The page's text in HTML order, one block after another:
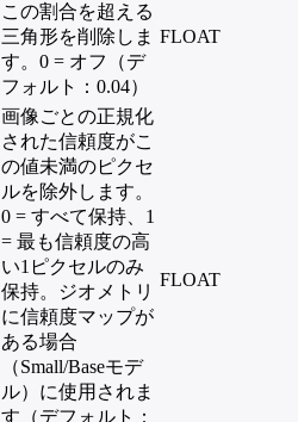
この割合を超える
三角形を削除しま
す。0 = オフ（デ
フォルト：0.04）
FLOAT
画像ごとの正規化
された信頼度がこ
の値未満のピクセ
ルを除外します。
0 = すべて保持、1
= 最も信頼度の高
い1ピクセルのみ
保持。ジオメトリ
に信頼度マップが
ある場合
（Small/Baseモデ
ル）に使用されま
す（デフォルト：
FLOAT